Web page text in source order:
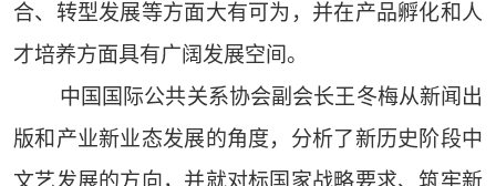
合、转型发展等方面大有可为，并在产品孵化和人
才培养方面具有广阔发展空间。
中国国际公共关系协会副会长王冬梅从新闻出
版和产业新业态发展的角度，分析了新历史阶段中
文艺发展的方向，并就对标国家战略要求、筑牢新